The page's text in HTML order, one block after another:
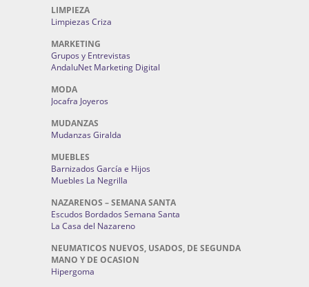
LIMPIEZA
Limpiezas Criza
MARKETING
Grupos y Entrevistas
AndaluNet Marketing Digital
MODA
Jocafra Joyeros
MUDANZAS
Mudanzas Giralda
MUEBLES
Barnizados García e Hijos
Muebles La Negrilla
NAZARENOS – SEMANA SANTA
Escudos Bordados Semana Santa
La Casa del Nazareno
NEUMATICOS NUEVOS, USADOS, DE SEGUNDA
MANO Y DE OCASION
Hipergoma